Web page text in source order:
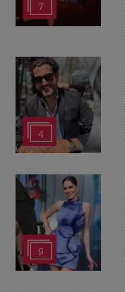
7
4
9